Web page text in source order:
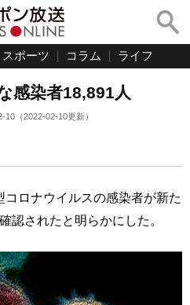
スポーツ コラム ライフ
感染者18,891人
10 （2022-02-10更新）
ロナウイルスの感染者が新た
認されたと明らかにした。